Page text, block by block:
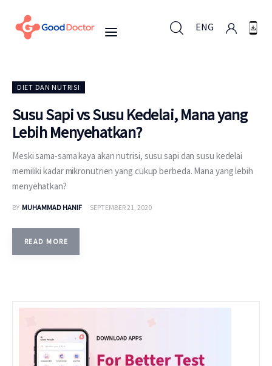
ENG
Untuk Bisnis
Untuk Anda
Berita
Layanan
DIET DAN NUTRISI
Susu Sapi vs Susu Kedelai, Mana yang
Lebih Menyehatkan?
Meski sama-sama kaya akan nutrisi, susu sapi dan susu kedelai
memiliki kadar mikronutrien yang cukup berbeda. Mana yang lebih
menyehatkan?
BY MUHAMMAD HANIF SEPTEMBER 21, 2020
READ MORE